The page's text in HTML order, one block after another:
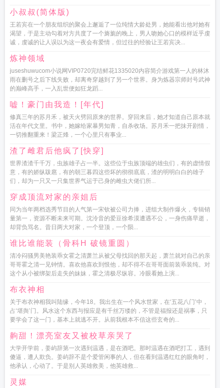
小叔叔(简体版)
王若宾在一个朋友组织的聚会上邂逅了一位纯情大龄处男，她能看出他对她有
渴望，于是主动勾着对方共度了一个旖旎的晚上，男人吻她心口的模样近乎虔
诚，虔诚的让人误以为这一夜会有爱情，但过往的经验让王若宾决...
炼神领域
juseshuwucom小说网VIP0720完结鲜花1335020内容简介游戏第一人的林沐
雨在删号之后下线失败，却离奇穿越到了另一个世界。身为炼器宗师封号武神
的巅峰高手，一入乱世便如狂龙蹈...
嘘！豪门由我造！[年代]
修真三年的苏月禾，被天火劈回原来的世界。穿回来后，她才知道自己原本就
活在年代文里。书中，她嫁给家暴男知青，自杀收场。苏月禾一把抹开剧情，
一切推翻重来！梁正烽，一个心里只有事业...
渣了雌君后他疯了[快穿]
世界渣渣千千万，虫族雄子占一半。这些位于虫族顶端的雄虫们，有的虚情假
意，有的娇纵跋扈，有的朝三暮四这些坏的彻彻底底，渣的明明白白的雄子
们，却为一只又一只集世界气运于己身的雌虫大佬们所...
穿成顶流对家的亲姐后
同为当年两档选秀节目的人气第一宋钦被公司力捧，进组大制作爆火，专辑销
量第一，资源不断未来可期。沈泠音的爱豆徐希漠遭遇不公，一身伤痛早逝，
却背负骂名。昔日两大对家，一个登顶，一个陨...
谁比谁能装（骨科H 破镜重圆）
清冷闷骚男美艳装乖女霍之清萧兰从被父母找回的那天起，萧兰就对自己的亲
哥哥霍之清一见钟情。喜欢他喜欢到恨他，却不得不在哥哥面前装乖装纯。对
这个从小被绑架后走失的妹妹，霍之清极尽纵容。冷眼看她上演...
布衣神相
关于布衣神相我叫陆缘，今年18。我出生在一个风水世家，在‘五花八门’中，
占‘堪舆’门。风水这个东西与报应是有千丝万缕的，不管是福报还是祸事，只
要学会了这一门，基本上就逃不开。从前我根本不信这些玄奇的...
齁甜！漂亮室友又被校草亲哭了
大学开学前，姜屿辞第一次遇到温遇，是在酒吧。那时温遇在酒吧打工，遇到
傻逼，遭人欺负。姜屿辞不是个爱管闲事的人，但在看到温遇红红的眼角时，
他承认，心动了。于是别人英雄救美，他英雄救...
灵媒